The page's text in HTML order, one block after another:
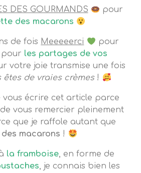
DES GOURMANDS
pour
des macarons
de fois Meeeeerci
pour
pour les partages de vos
votre joie transmise une fois
êtes de vraies crèmes!
vous écrire cet article parce
vous remercier pleinement
que je raffole autant que
des macarons !
la framboise, en forme de
, je connais bien les